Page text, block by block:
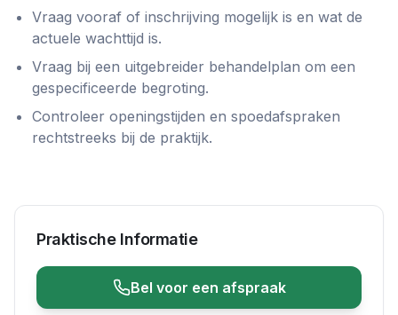
Vraag vooraf of inschrijving mogelijk is en wat de
actuele wachttijd is.
Vraag bij een uitgebreider behandelplan om een
gespecificeerde begroting.
Controleer openingstijden en spoedafspraken
rechtstreeks bij de praktijk.
Praktische Informatie
Bel voor een afspraak